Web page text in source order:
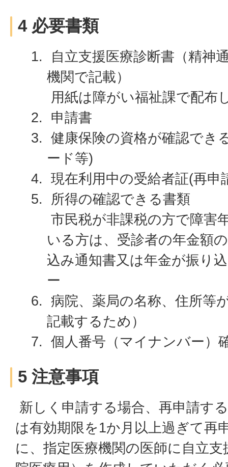
4 必要書類
自立支援医療診断書（精神
機関で記載）
用紙は障がい福祉課で配布
申請書
健康保険の資格が確認でき
ード等)
現在利用中の受給者証(再申
所得の確認できる書類
市民税が非課税の方で障害
いる方は、受診者の年金額
込み通知書又は年金が振り
ー
病院、薬局の名称、住所等
記載するため）
個人番号（マイナンバー）
5 注意事項
新しく申請する場合、再申請す
は有効期限を1か月以上過ぎて再
に、指定医療機関の医師に自立